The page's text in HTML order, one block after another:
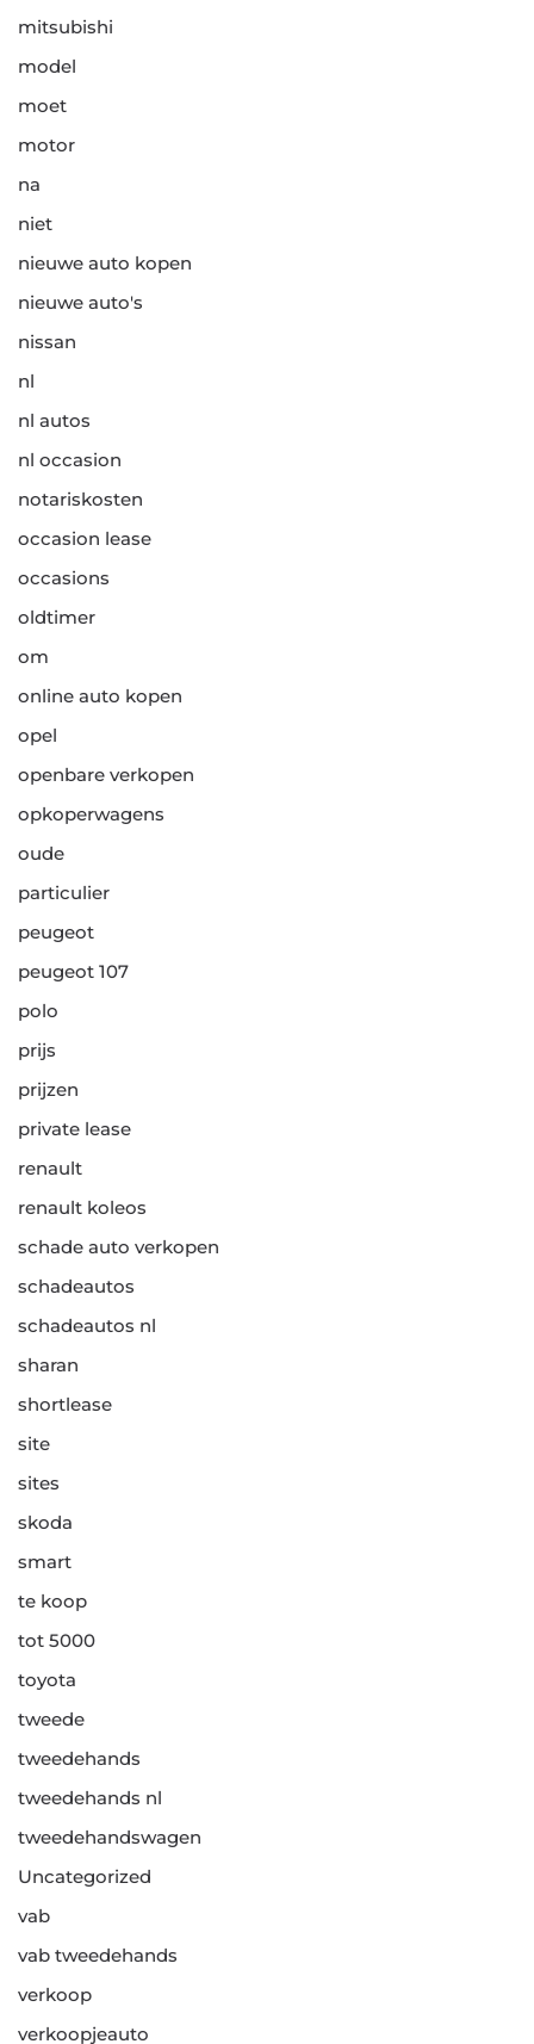
mitsubishi
model
moet
motor
na
niet
nieuwe auto kopen
nieuwe auto's
nissan
nl
nl autos
nl occasion
notariskosten
occasion lease
occasions
oldtimer
om
online auto kopen
opel
openbare verkopen
opkoperwagens
oude
particulier
peugeot
peugeot 107
polo
prijs
prijzen
private lease
renault
renault koleos
schade auto verkopen
schadeautos
schadeautos nl
sharan
shortlease
site
sites
skoda
smart
te koop
tot 5000
toyota
tweede
tweedehands
tweedehands nl
tweedehandswagen
Uncategorized
vab
vab tweedehands
verkoop
verkoopjeauto